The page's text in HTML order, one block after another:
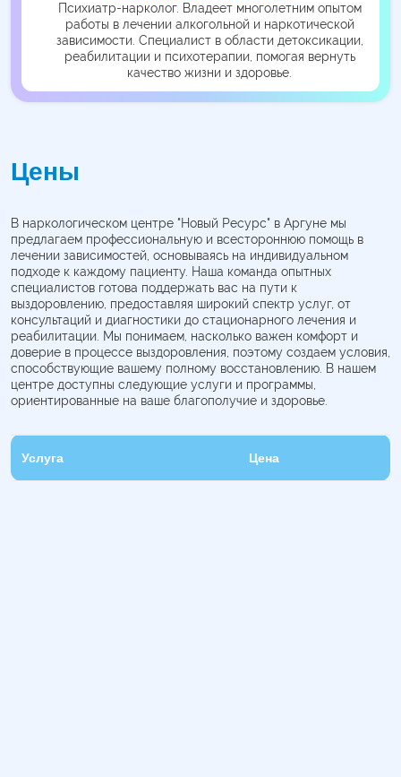
Психиатр-нарколог. Владеет многолетним опытом
работы в лечении алкогольной и наркотической
зависимости. Специалист в области детоксикации,
реабилитации и психотерапии, помогая вернуть
качество жизни и здоровье.
Цены
В наркологическом центре "Новый Ресурс" в Аргуне мы
предлагаем профессиональную и всестороннюю помощь в
лечении зависимостей, основываясь на индивидуальном
подходе к каждому пациенту. Наша команда опытных
специалистов готова поддержать вас на пути к
выздоровлению, предоставляя широкий спектр услуг, от
консультаций и диагностики до стационарного лечения и
реабилитации. Мы понимаем, насколько важен комфорт и
доверие в процессе выздоровления, поэтому создаем условия,
способствующие вашему полному восстановлению. В нашем
центре доступны следующие услуги и программы,
ориентированные на ваше благополучие и здоровье.
Услуга Цена